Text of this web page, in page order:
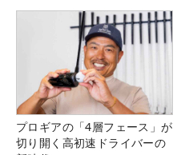
プロギアの「4層フェース」が
切り開く高初速ドライバーの